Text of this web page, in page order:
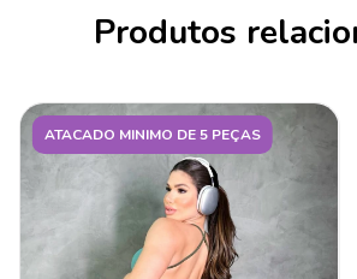
Produtos
ATACADO MINIMO DE 5 PEÇAS